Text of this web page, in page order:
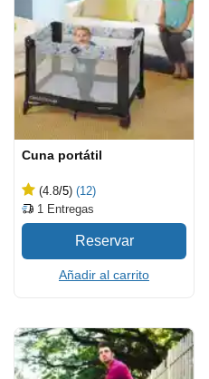
Cuna portátil
(4.8/5) (12)
1 Entregas
Añadir al carrito